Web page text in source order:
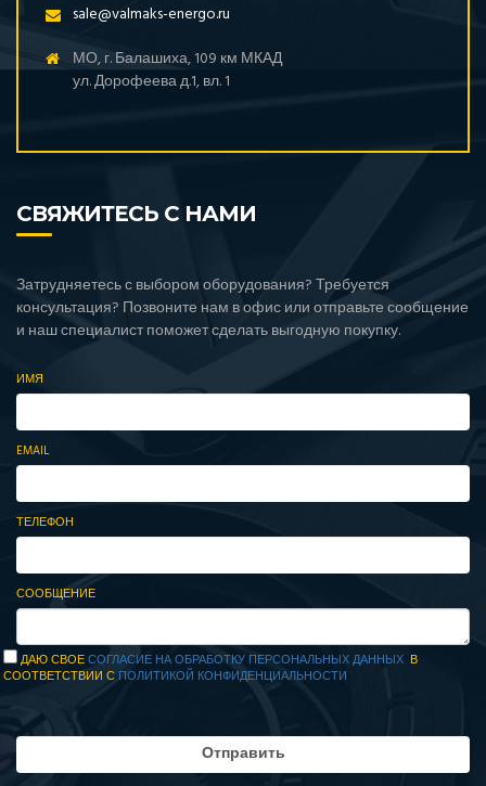
sale@valmaks-energo.ru
МО, г. Балашиха, 109 км МКАД
ул. Дорофеева д.1, вл. 1
СВЯЖИТЕСЬ С НАМИ
Затрудняетесь с выбором оборудования? Требуется
консультация? Позвоните нам в офис или отправьте сообщение
и наш специалист поможет сделать выгодную покупку.
ИМЯ
EMAIL
ТЕЛЕФОН
СООБЩЕНИЕ
ДАЮ СВОЕСОГЛАСИЕ НА ОБРАБОТКУ ПЕРСОНАЛЬНЫХ ДАННЫХ В
СООТВЕТСТВИИ С ПОЛИТИКОЙ КОНФИДЕНЦИАЛЬНОСТИ